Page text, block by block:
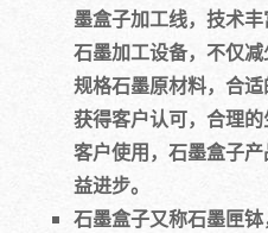
墨盒子加工线，技术
石墨加工设备，不仅
规格石墨原材料，合
获得客户认可，合理
客户使用，石墨盒子
益进步。
石墨盒子又称石墨匣钵